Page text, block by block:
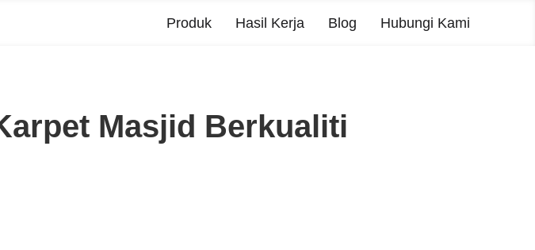
Produk Hasil Kerja Blog Hubungi Kami
Masjid Berkualiti